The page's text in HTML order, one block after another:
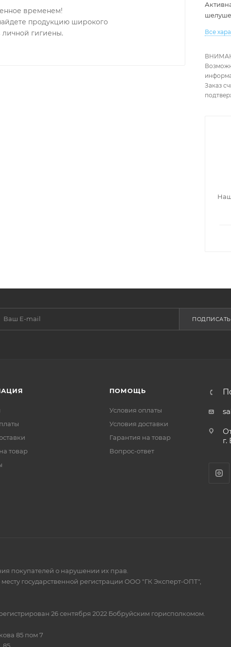
временем!
продукцию широкого
гигиены.
Все
Заказ
товар
ПОМОЩЬ
Условия оплаты
Условия доставки
Гарантия на товар
Вопрос-ответ
покупателей о нарушении их прав.
государственной регистрации ООО "ГК Эксперт-ОПТ",
26 сентября 2022 Бобруйским горисполкомом.
85 пом 7